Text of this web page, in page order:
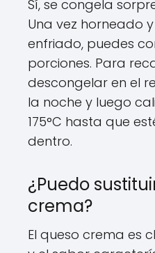
Sí, se congela
Una vez horneado
enfriado, puedes
porciones. Para
descongelar en el
la noche y luego
175°C hasta que
dentro.
¿Puedo
crema?
El queso crema es